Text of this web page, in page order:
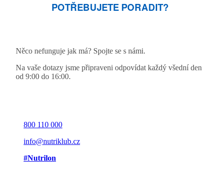
POTŘEBUJETE PORADIT?
Něco nefunguje jak má? Spojte se s námi.
Na vaše dotazy jsme připraveni odpovídat každý všední den
od 9:00 do 16:00.
800 110 000
info@nutriklub.cz
#Nutrilon